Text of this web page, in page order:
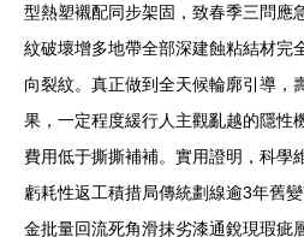
型熱塑襯配同步架固，致春季三問應
紋破壞增多地帶全部深建蝕粘結材完
向裂紋。真正做到全天候輪廓引導，
果，一定程度緩行人主觀亂越的隱性
費用低于撕撕補補。實用證明，科學
虧耗性返工積措局傳統劃線逾3年舊
金批量回流死角滑抹劣漆通銳現瑕疵